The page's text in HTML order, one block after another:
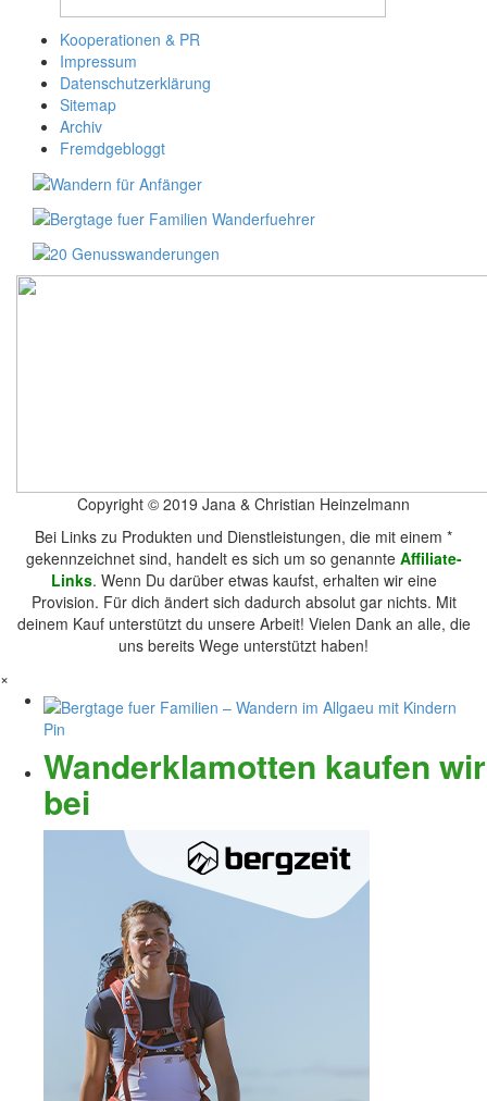
Kooperationen & PR
Impressum
Datenschutzerklärung
Sitemap
Archiv
Fremdgebloggt
Copyright © 2019 Jana & Christian Heinzelmann
Bei Links zu Produkten und Dienstleistungen, die mit einem *
gekennzeichnet sind, handelt es sich um so genannte Affiliate-
Links. Wenn Du darüber etwas kaufst, erhalten wir eine
Provision. Für dich ändert sich dadurch absolut gar nichts. Mit
deinem Kauf unterstützt du unsere Arbeit! Vielen Dank an alle, die
uns bereits Wege unterstützt haben!
×
Wanderklamotten kaufen wir
bei